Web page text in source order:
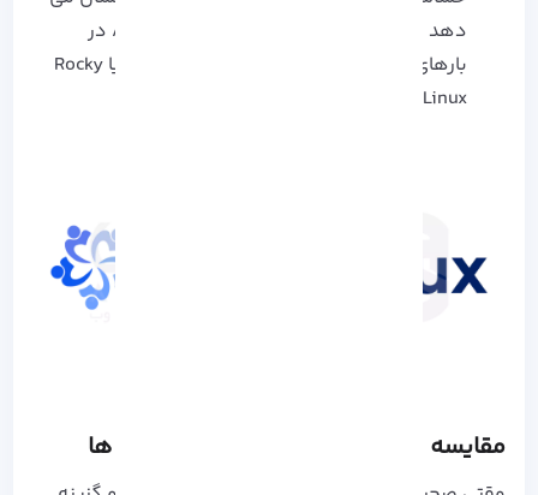
دهد مصرف حافظه و پردازنده در AlmaLinux در
بارهای متوسط تا سنگین نسبت به CentOS یا Rocky
Linux کمی بهینه‌ تر است .
مقایسه عملی AlmaLinux با سایر توزیع‌ ها